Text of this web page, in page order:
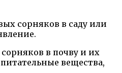
сорняков в саду или
в почву и их
вещества,